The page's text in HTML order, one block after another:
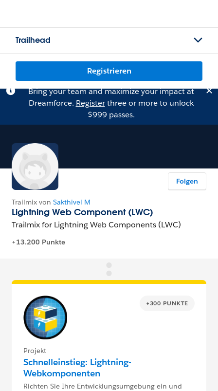
Trailhead
Registrieren
Bring your team and maximize your impact at
Dreamforce. Registerthree or more to unlock
$999 passes.
Folgen
+300 PUNKTE
Projekt
Schnelleinstieg: Lightning-
Webkomponenten
Richten Sie Ihre Entwicklungsumgebung ein und